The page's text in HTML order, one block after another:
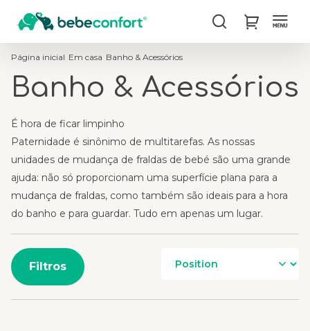
ProcurarMy Cart
Página inicial Em casa Banho & Acessórios
Banho & Acessórios
É hora de ficar limpinho
Paternidade é sinônimo de multitarefas. As nossas
unidades de mudança de fraldas de bebé são uma grande
ajuda: não só proporcionam uma superfície plana para a
mudança de fraldas, como também são ideais para a hora
do banho e para guardar. Tudo em apenas um lugar.
Filtros